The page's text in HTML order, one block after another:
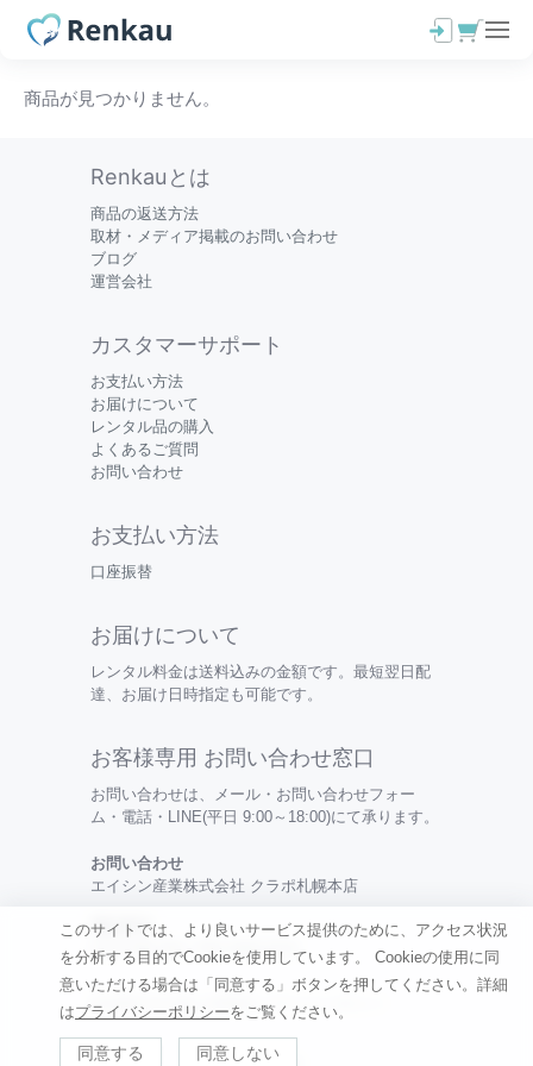
商品が見つかりません。
Renkauとは
商品の返送方法
取材・メディア掲載のお問い合わせ
ブログ
運営会社
カスタマーサポート
お支払い方法
お届けについて
レンタル品の購入
よくあるご質問
お問い合わせ
お支払い方法
口座振替
お届けについて
レンタル料金は送料込みの金額です。最短翌日配
達、お届け日時指定も可能です。
お客様専用 お問い合わせ窓口
お問い合わせは、メール・お問い合わせフォー
ム・電話・LINE(平日 9:00～18:00)にて承ります。
お問い合わせ
エイシン産業株式会社 クラポ札幌本店
電話番号
0120-099-456 / 050-3494-0315
特定商取引法の表記 | 利用規約 |プライバシーポリシー
©Renkau
このサイトでは、より良いサービス提供のために、アクセス状況
を分析する目的でCookieを使用しています。
Cookieの使用に同
意いただける場合は「同意する」ボタンを押してください。詳細
はプライバシーポリシーをご覧ください。
同意する 同意しない